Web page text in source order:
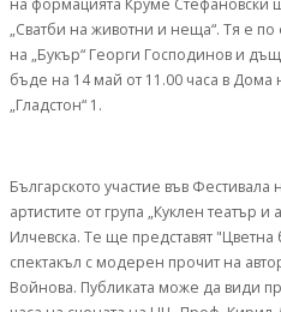
на формацията Круме Стефановски
„Сватби на животни и неща“. Тя е
на „Букър“ Георги Господинов и
бъде на 14 май от 11.00 часа в Дома
„Гладстон“ 1.
Българското участие във
артистите от група „Куклен театър
Илчевска. Те ще представят
спектакъл с модерен прочит на
Войнова. Публиката може да види